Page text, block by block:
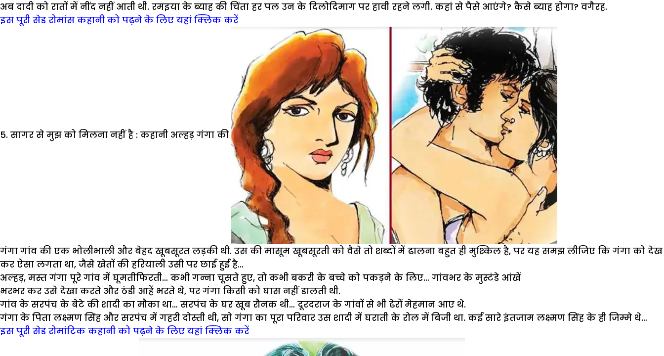
अब दादी को रातों में नींद नहीं आती थी. रमइया के ब्याह की चिंता हर पल उन के दिलोदिमाग पर हावी रहने लगी. कहां से पैसे आएंगे? कैसे ब्याह होगा? वगैरह.
इस पूरी सेड रोमांस कहानी को पढ़ने के लिए यहां क्लिक करें
5. सागर से मुझ को मिलना नहीं है : कहानी अल्हड़ गंगा की
गंगा गांव की एक भोलीभाली और बेहद खूबसूरत लड़की थी. उस की मासूम खूबसूरती को वैसे तो शब्दों में ढालना बहुत ही मुश्किल है, पर यह समझ लीजिए कि गंगा को देख
कर ऐसा लगता था, जैसे खेतों की हरियाली उसी पर छाई हुई है…
अल्हड़, मस्त गंगा पूरे गांव में घूमतीफिरती… कभी गन्ना चूसते हुए, तो कभी बकरी के बच्चे को पकड़ने के लिए… गांवभर के मुस्टंडे आंखें
भरभर कर उसे देखा करते और ठंडी आहें भरते थे, पर गंगा किसी को घास नहीं डालती थी.
गांव के सरपंच के बेटे की शादी का मौका था… सरपंच के घर खूब रौनक थी… दूरदराज के गांवों से भी ढेरों मेहमान आए थे.
गंगा के पिता लक्ष्मण सिंह और सरपंच में गहरी दोस्ती थी, सो गंगा का पूरा परिवार उस शादी में घराती के रोल में बिजी था. कई सारे इंतजाम लक्ष्मण सिंह के ही जिम्मे थे…
इस पूरी सेड रोमांटिक कहानी को पढ़ने के लिए यहां क्लिक करें